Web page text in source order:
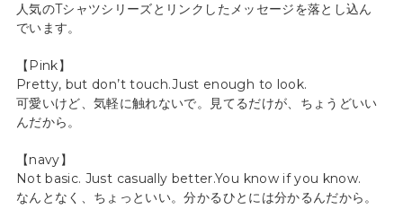
人気のTシャツシリーズとリンクしたメッセージを落とし込ん
でいます。
【Pink】
Pretty, but don’t touch.Just enough to look.
可愛いけど、気軽に触れないで。見てるだけが、ちょうどいい
んだから。
【navy】
Not basic. Just casually better.You know if you know.
なんとなく、ちょっといい。分かるひとには分かるんだから。